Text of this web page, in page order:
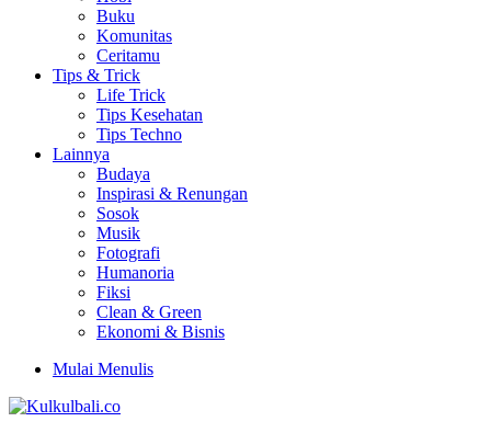
Buku
Komunitas
Ceritamu
Tips & Trick
Life Trick
Tips Kesehatan
Tips Techno
Lainnya
Budaya
Inspirasi & Renungan
Sosok
Musik
Fotografi
Humanoria
Fiksi
Clean & Green
Ekonomi & Bisnis
Mulai Menulis